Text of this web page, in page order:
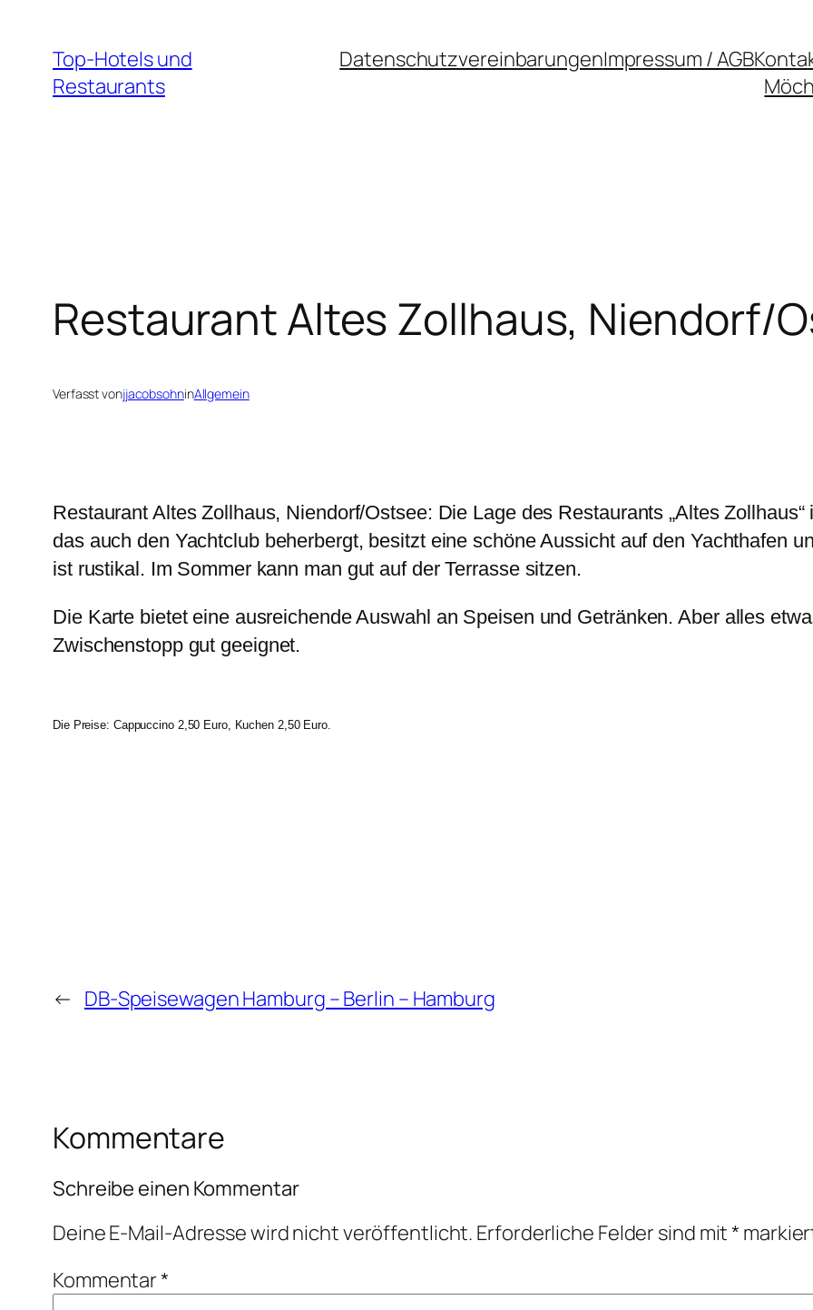
Inhalt
springen
Top-Hotels und
Restaurants
DatenschutzvereinbarungenImpressum / AGB
Restaurant Altes Zollhaus, Niendorf/
Verfasst vonjjacobsohninAllgemein
Restaurant Altes Zollhaus, Niendorf/Ostsee: Die Lage des Restaurants „Altes
das auch den Yachtclub beherbergt, besitzt eine schöne Aussicht auf den Yachthafen
ist rustikal. Im Sommer kann man gut auf der Terrasse sitzen.
Die Karte bietet eine ausreichende Auswahl an Speisen und Getränken. Aber alles
Zwischenstopp gut geeignet.
Die Preise: Cappuccino 2,50 Euro, Kuchen 2,50 Euro.
← DB-Speisewagen Hamburg – Berlin – Hamburg
Kommentare
Schreibe einen Kommentar
Deine E-Mail-Adresse wird nicht veröffentlicht. Erforderliche Felder sind mit*
Kommentar*